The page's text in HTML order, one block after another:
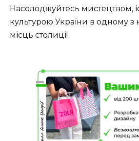
Насолоджуйтесь мистецтвом,
культурою України в одному з
місць столиці!